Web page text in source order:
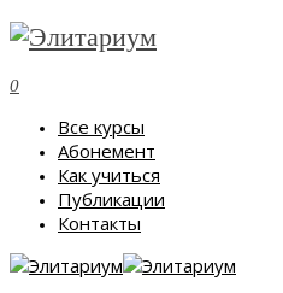
0
Все курсы
Абонемент
Как учиться
Публикации
Контакты